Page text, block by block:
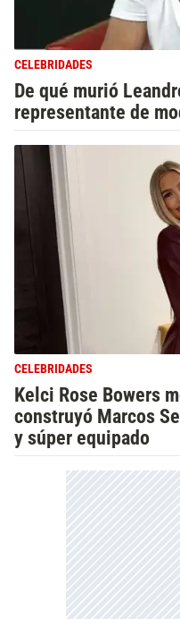
CELEBRIDADES
De qué murió
representante de
CELEBRIDADES
Kelci Rose Bowers
construyó Marcos
y súper equipado